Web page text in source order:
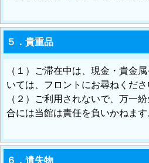
５．貴重品
（１）ご滞在中は、現金・貴金
いては、フロントにお尋ねくださ
（２）ご利用されないで、万一
合には当館は責任を負いかねます
６．遺失物